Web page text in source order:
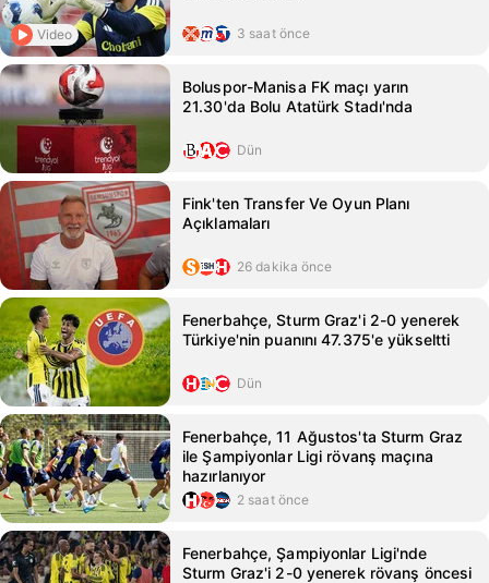
Video 3 saat önce
Boluspor-Manisa FK maçı yarın
21.30'da Bolu Atatürk Stadı'nda
Dün
Fink'ten Transfer Ve Oyun Planı
Açıklamaları
26 dakika önce
Fenerbahçe, Sturm Graz'i 2-0 yenerek
Türkiye'nin puanını 47.375'e yükseltti
Dün
Fenerbahçe, 11 Ağustos'ta Sturm Graz
ile Şampiyonlar Ligi rövanş maçına
hazırlanıyor
2 saat önce
Fenerbahçe, Şampiyonlar Ligi'nde
Sturm Graz'i 2-0 yenerek rövanş öncesi